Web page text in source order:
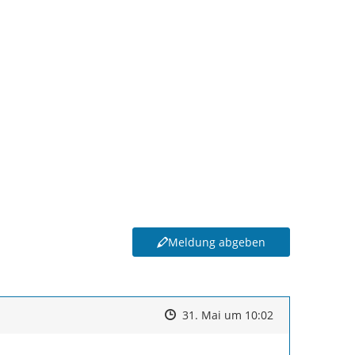
Meldung abgeben
Zeitpunkt des Erstellens
Zeitpunkt des Erstellens
31. Mai um 10:02Zur Äußerung